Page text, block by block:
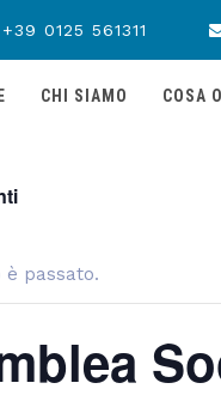
+39 0125 561311
CHI SIAMO COSA
è passato.